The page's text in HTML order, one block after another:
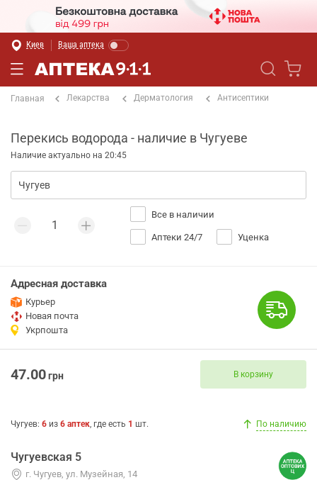
Киев Ваша аптека
Главная Лекарства Дерматология Антисептики
Перекись водорода - наличие в Чугуеве
Наличие актуально на 20:45
Все в наличии
Аптеки 24/7 Уценка
Адресная доставка
Курьер
Новая почта
Укрпошта
47.00грн В корзину
Чугуев: 6 из 6 аптек, где есть 1 шт. По наличию
Чугуевская 5
г. Чугуев, ул. Музейная, 14